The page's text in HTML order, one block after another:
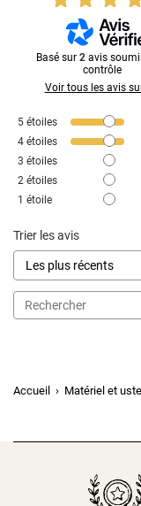
Basé sur 2 avis
contrôle
Voir tous les avis
5 étoiles
4 étoiles
3 étoiles
2 étoiles
1 étoile
Trier les avis
Accueil Matériel et